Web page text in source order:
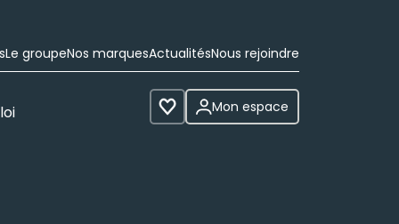
Le groupeNos marquesActualitésNous rejoindre
Voir les favoris
Mon espace